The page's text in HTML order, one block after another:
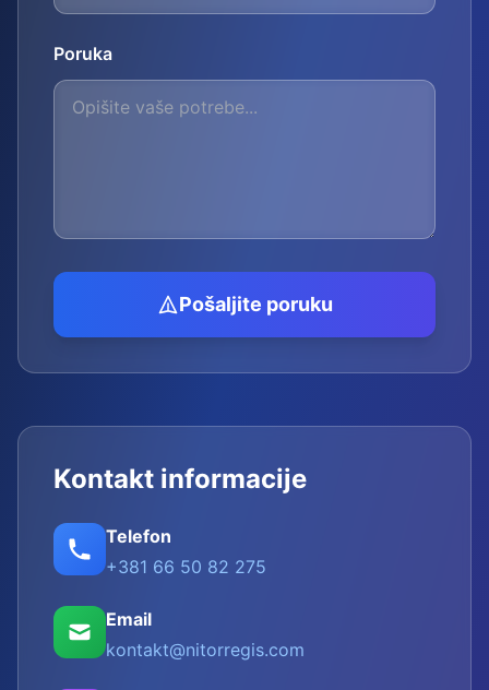
Poruka
Pošaljite poruku
Kontakt informacije
Telefon
+381 66 50 82 275
Email
kontakt@nitorregis.com